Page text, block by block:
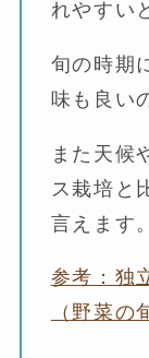
れやすい
旬の時期
味も良い
また天候
ス栽培と
言えます。
参考：独
（野菜の